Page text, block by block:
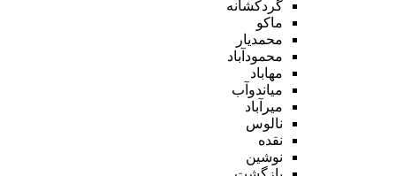
گردکشانه
ماکو
محمدیار
محمودآباد
مهاباد
میاندوآب
میرآباد
نالوس
نقده
نوشین